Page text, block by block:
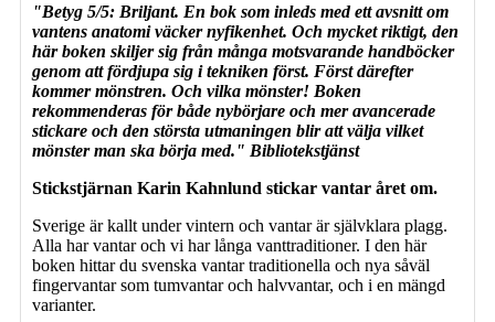
"Betyg 5/5: Briljant. En bok som inleds med ett avsnitt om
vantens anatomi väcker nyfikenhet. Och mycket riktigt, den
här boken skiljer sig från många motsvarande handböcker
genom att fördjupa sig i tekniken först. Först därefter
kommer mönstren. Och vilka mönster! Boken
rekommenderas för både nybörjare och mer avancerade
stickare och den största utmaningen blir att välja vilket
mönster man ska börja med." Bibliotekstjänst
Stickstjärnan Karin Kahnlund stickar vantar året om.
Sverige är kallt under vintern och vantar är självklara plagg.
Alla har vantar och vi har långa vanttraditioner. I den här
boken hittar du svenska vantar traditionella och nya såväl
fingervantar som tumvantar och halvvantar, och i en mängd
varianter.